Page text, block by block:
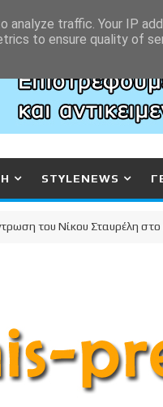
STYLENEWS
Νίκου Σταυρέλη στο κέντρο
traffic. Your IP
to ensure quality of